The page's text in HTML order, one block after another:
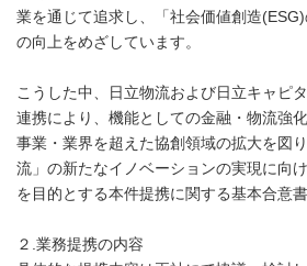
業を通じて追求し、「社会価値創造
の向上をめざしています。
こうした中、日立物流および日立キャピ
連携により、機能としての金融・物流強
事業・業界を超えた協創領域の拡大を図
流」の新たなイノベーションの実現に向
を目的とする本件提携に関する基本合意
２.業務提携の内容